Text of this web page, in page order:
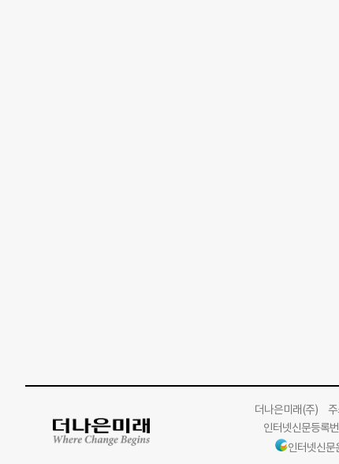
더나은미래(주)주
인터넷신문등록
인터넷신문